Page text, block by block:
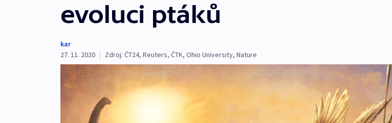
evoluci ptáků
kar
27. 11. 2020 | Zdroj: ČT24, Reuters, ČTK, Ohio University, Nature